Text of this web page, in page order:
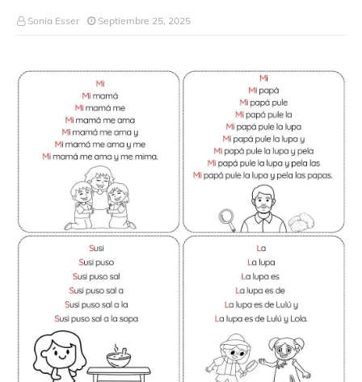
Sonia Esser Septiembre 25, 2025